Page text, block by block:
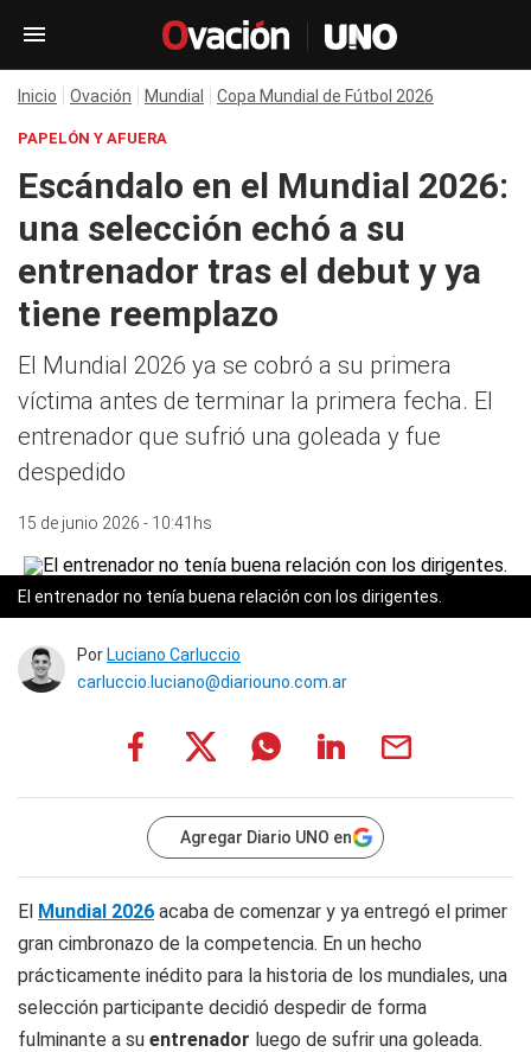
Inicio Ovación Mundial Copa Mundial de Fútbol 2026
PAPELÓN Y AFUERA
Escándalo en el Mundial 2026:
una selección echó a su
entrenador tras el debut y ya
tiene reemplazo
El Mundial 2026 ya se cobró a su primera
víctima antes de terminar la primera fecha. El
entrenador que sufrió una goleada y fue
despedido
15 de junio 2026 - 10:41hs
El entrenador no tenía buena relación con los dirigentes.
Por Luciano Carluccio
carluccio.luciano@diariouno.com.ar
Agregar Diario UNO en
El Mundial 2026 acaba de comenzar y ya entregó el primer
gran cimbronazo de la competencia. En un hecho
prácticamente inédito para la historia de los mundiales, una
selección participante decidió despedir de forma
fulminante a su entrenador luego de sufrir una goleada.